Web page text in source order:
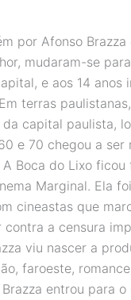
por Afonso Brazza
mudaram-se
e aos 14 anos
terras
da capital paulista,
e 70 chegou a ser
A Boca do Lixo
Marginal. Ela
cineastas que
a censura
viu nascer a
faroeste,
entrou para